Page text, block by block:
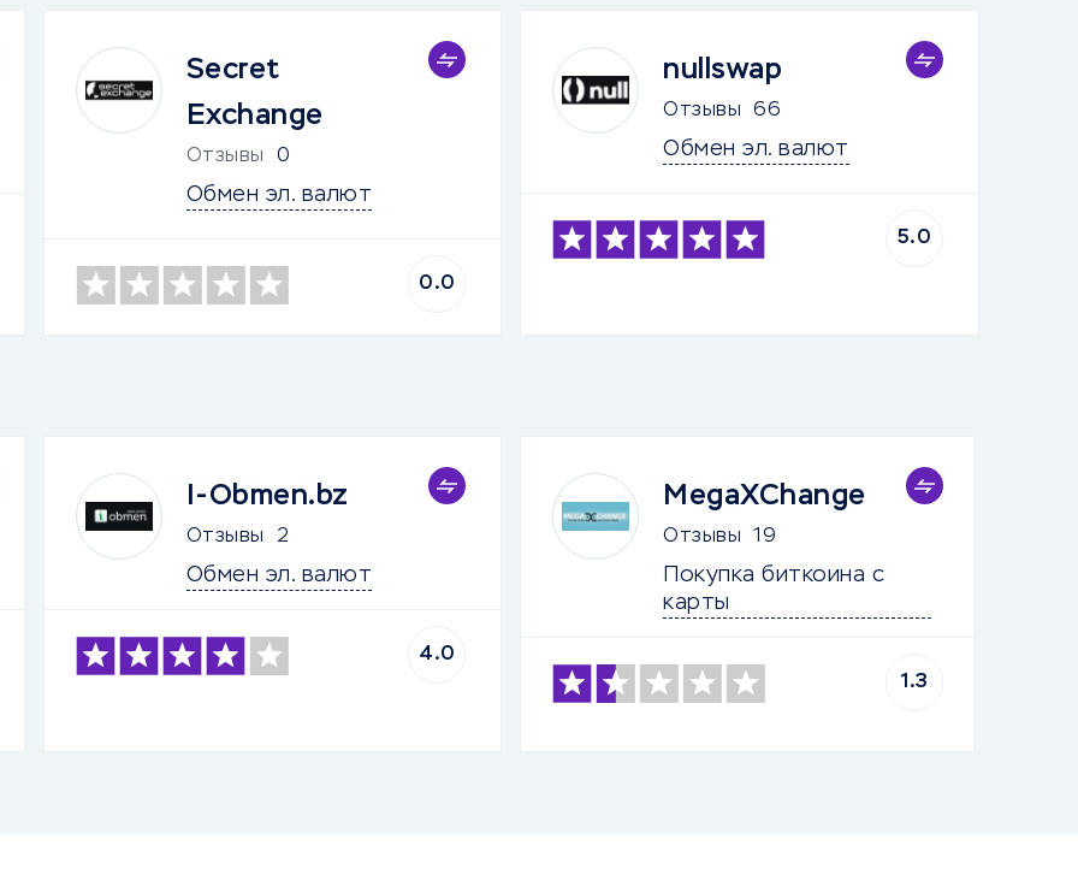
Secret
Exchange
Отзывы 0
Обмен эл. валют
0.0
nullswap
Отзывы 66
Обмен эл. валют
5.0
I-Obmen.bz
Отзывы 2
Обмен эл. валют
4.0
MegaXChange
Отзывы 19
Покупка биткоина с
карты
1.3